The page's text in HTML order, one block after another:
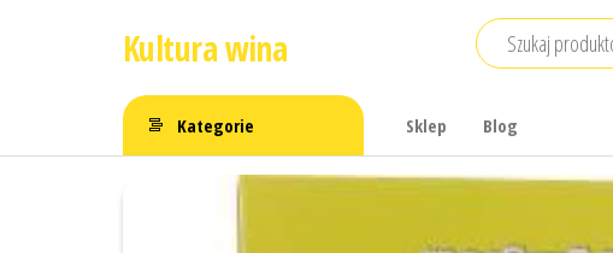
Kultura wina
Kategorie Sklep Blog